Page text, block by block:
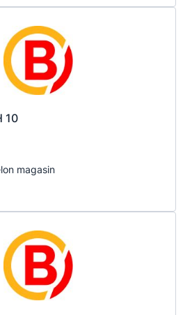
10
magasin